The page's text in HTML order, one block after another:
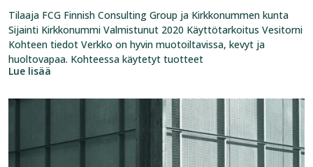
Tilaaja FCG Finnish Consulting Group ja Kirkkonummen kunta
Sijainti Kirkkonummi Valmistunut 2020 Käyttötarkoitus Vesitorni
Kohteen tiedot Verkko on hyvin muotoiltavissa, kevyt ja
huoltovapaa. Kohteessa käytetyt tuotteet
Lue lisää
kaukolämpö­